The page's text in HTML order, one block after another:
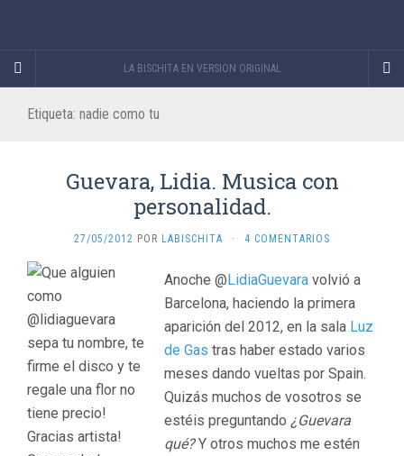
LA BISCHITA EN VERSION ORIGINAL
Etiqueta: nadie como tu
Guevara, Lidia. Musica con
personalidad.
27/05/2012 POR LABISCHITA · 4 COMENTARIOS
Anoche @ LidiaGuevara volvió a
Barcelona, haciendo la primera
aparición del 2012, en la sala Luz
de Gas tras haber estado varios
meses dando vueltas por Spain.
Quizás muchos de vosotros se
estéis preguntando ¿Guevara
qué?Y otros muchos me estén